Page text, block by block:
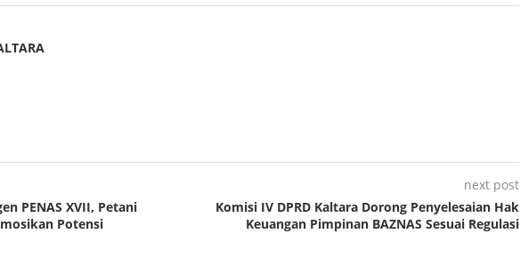
PENAS XVII, Petani
Potensi
next post
Komisi IV DPRD Kaltara Dorong Penyelesaian Hak
Keuangan Pimpinan BAZNAS Sesuai Regulasi